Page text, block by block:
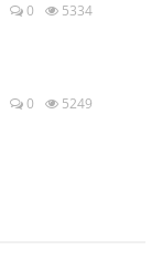
0 5334
0 5249